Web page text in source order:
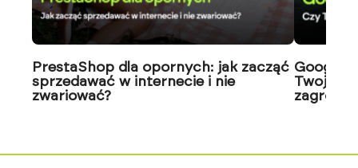
PrestaShop dla opornych: jak zacząć
sprzedawać w internecie i nie
zwariować?
Google
Twoja